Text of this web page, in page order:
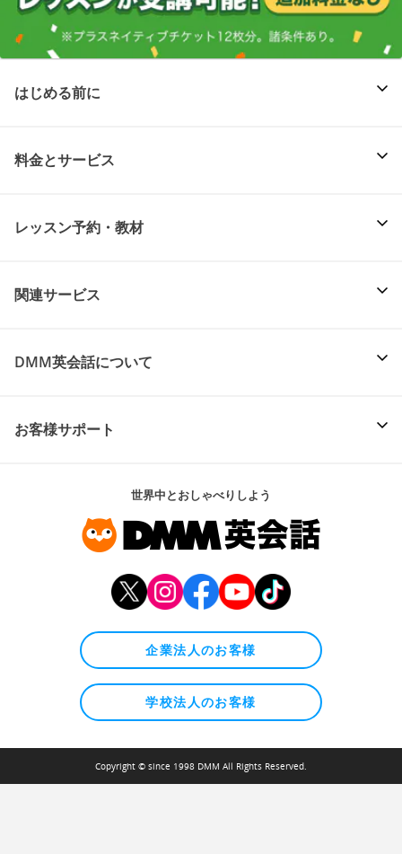
はじめる前に
料金とサービス
レッスン予約・教材
関連サービス
DMM英会話について
お客様サポート
世界中とおしゃべりしよう
企業法人のお客様
学校法人のお客様
Copyright © since 1998 DMM All Rights Reserved.